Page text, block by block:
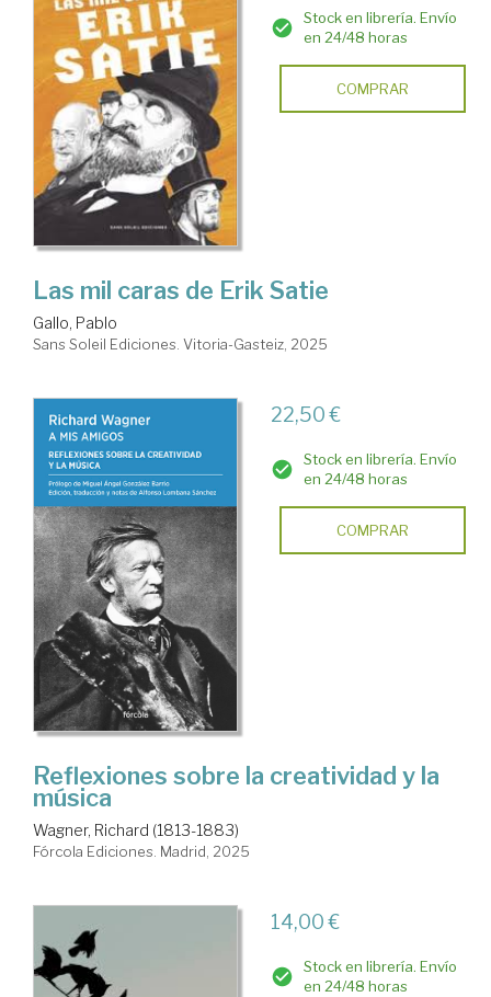
Stock en librería. Envío
en 24/48 horas
COMPRAR
Las mil caras de Erik Satie
Gallo, Pablo
Sans Soleil Ediciones. Vitoria-Gasteiz, 2025
22,50 €
Stock en librería. Envío
en 24/48 horas
COMPRAR
Reflexiones sobre la creatividad y la
música
Wagner, Richard (1813-1883)
Fórcola Ediciones. Madrid, 2025
14,00 €
Stock en librería. Envío
en 24/48 horas